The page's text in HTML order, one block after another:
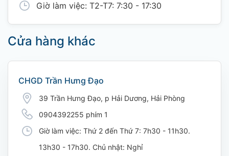
Giờ làm việc: T2-T7: 7:30 - 17:30
Cửa hàng khác
CHGD Trần Hưng Đạo
39 Trần Hưng Đạo, p Hải Dương, Hải Phòng
0904392255 phím 1
Giờ làm việc: Thứ 2 đến Thứ 7: 7h30 - 11h30.
13h30 - 17h30. Chủ nhật: Nghỉ